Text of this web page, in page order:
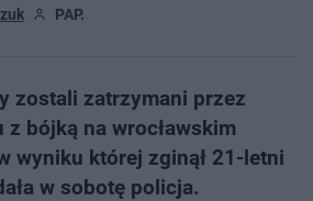
PAP.
zostali zatrzymani przez
bójką na wrocławskim
wyniku której zginął 21-letni
w sobotę policja.